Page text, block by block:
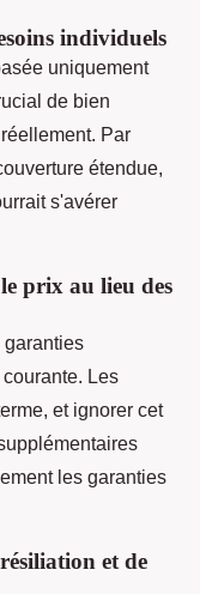
individuels
uniquement
de bien
Par
étendue,
s'avérer
prix au lieu des
garanties
Les
et ignorer cet
les garanties
et de